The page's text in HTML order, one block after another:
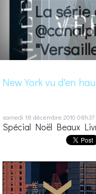
La série
New York vu d'en
samedi 18 décembre 2010 08h37
Spécial Noël Beaux